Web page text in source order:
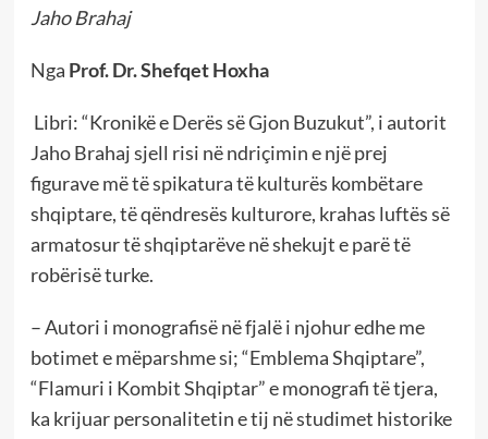
Jaho Brahaj
Nga Prof. Dr. Shefqet Hoxha
Libri: “Kronikë e Derës së Gjon Buzukut”, i autorit
Jaho Brahaj sjell risi në ndriçimin e një prej
figurave më të spikatura të kulturës kombëtare
shqiptare, të qëndresës kulturore, krahas luftës së
armatosur të shqiptarëve në shekujt e parë të
robërisë turke.
– Autori i monografisë në fjalë i njohur edhe me
botimet e mëparshme si; “Emblema Shqiptare”,
“Flamuri i Kombit Shqiptar” e monografi të tjera,
ka krijuar personalitetin e tij në studimet historike